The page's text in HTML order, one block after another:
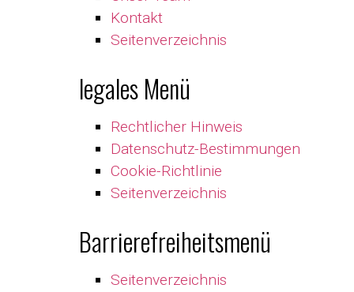
Kontakt
Seitenverzeichnis
legales Menü
Rechtlicher Hinweis
Datenschutz-Bestimmungen
Cookie-Richtlinie
Seitenverzeichnis
Barrierefreiheitsmenü
Seitenverzeichnis